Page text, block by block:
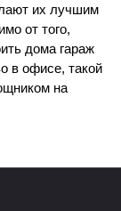
их лучшим
от того,
дома гараж
в офисе, такой
на